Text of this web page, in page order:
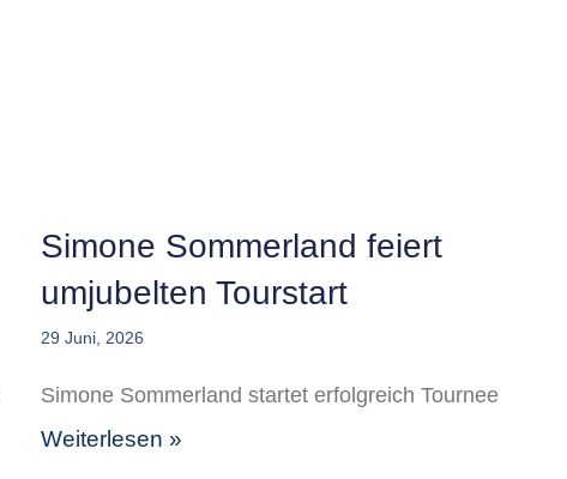
Simone Sommerland feiert
umjubelten Tourstart
29 Juni, 2026
Simone Sommerland startet erfolgreich Tournee
Weiterlesen »